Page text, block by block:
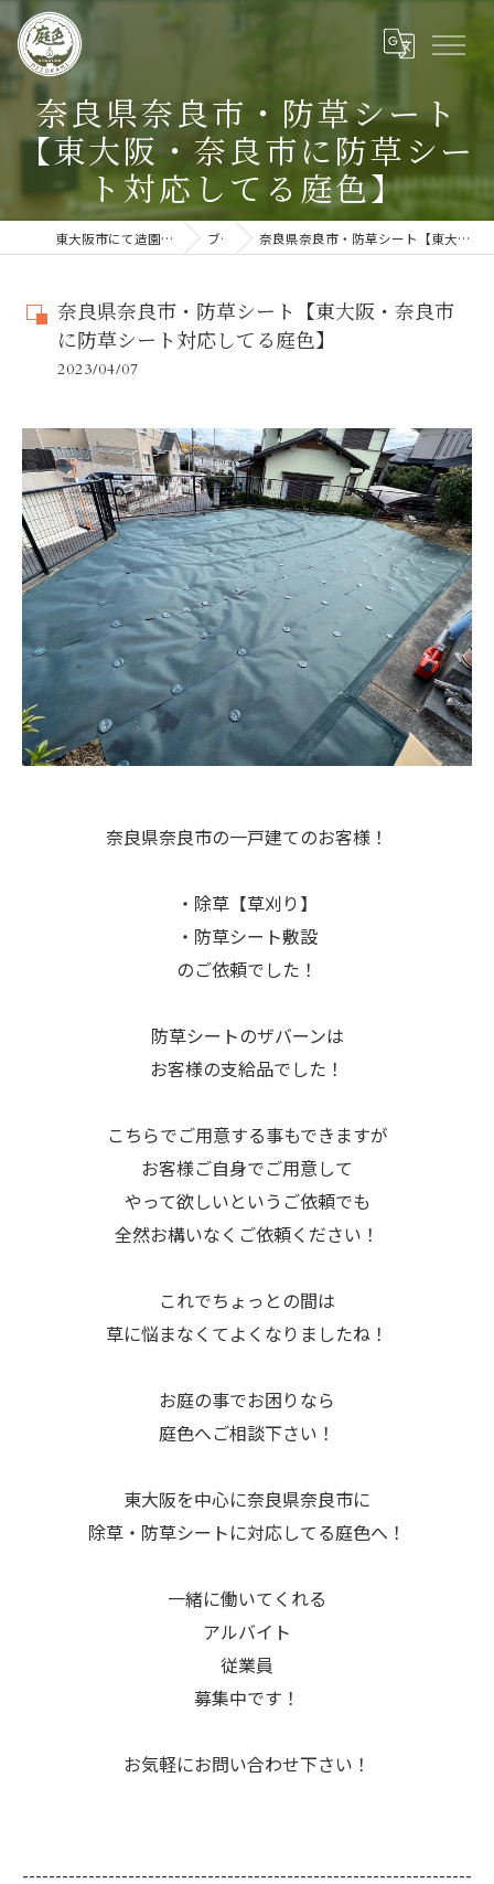
奈良県奈良市・防草シート
【東大阪・奈良市に防草シー
ト対応してる庭色】
東大阪市にて造園のご依頼に対応する庭色 ブログ 奈良県奈良市・防草シート【東大阪・奈良市に防草シート対応してる庭色】
奈良県奈良市・防草シート【東大阪・奈良市
に防草シート対応してる庭色】
2023/04/07
奈良県奈良市の一戸建てのお客様！
・除草【草刈り】
・防草シート敷設
のご依頼でした！
防草シートのザバーンは
お客様の支給品でした！
こちらでご用意する事もできますが
お客様ご自身でご用意して
やって欲しいというご依頼でも
全然お構いなくご依頼ください！
これでちょっとの間は
草に悩まなくてよくなりましたね！
お庭の事でお困りなら
庭色へご相談下さい！
東大阪を中心に奈良県奈良市に
除草・防草シートに対応してる庭色へ！
一緒に働いてくれる
アルバイト
従業員
募集中です！
お気軽にお問い合わせ下さい！
--------------------------------------------------------------------